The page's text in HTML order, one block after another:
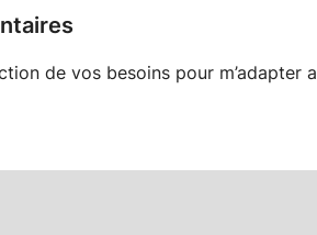
de vos besoins pour m’adapter